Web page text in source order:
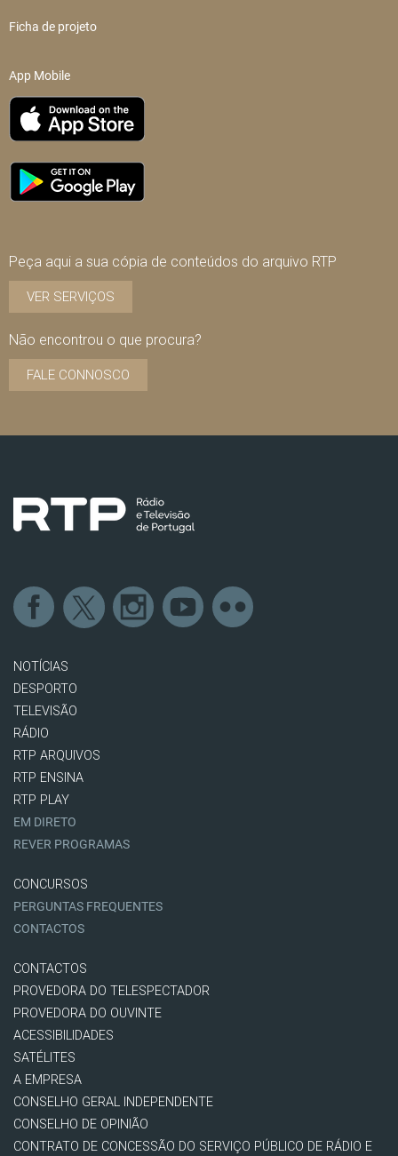
Ficha de projeto
App Mobile
Peça aqui a sua cópia de conteúdos do arquivo RTP
VER SERVIÇOS
Não encontrou o que procura?
FALE CONNOSCO
NOTÍCIAS
DESPORTO
TELEVISÃO
RÁDIO
RTP ARQUIVOS
RTP ENSINA
RTP PLAY
EM DIRETO
REVER PROGRAMAS
CONCURSOS
PERGUNTAS FREQUENTES
CONTACTOS
CONTACTOS
PROVEDORA DO TELESPECTADOR
PROVEDORA DO OUVINTE
ACESSIBILIDADES
SATÉLITES
A EMPRESA
CONSELHO GERAL INDEPENDENTE
CONSELHO DE OPINIÃO
CONTRATO DE CONCESSÃO DO SERVIÇO PÚBLICO DE RÁDIO E